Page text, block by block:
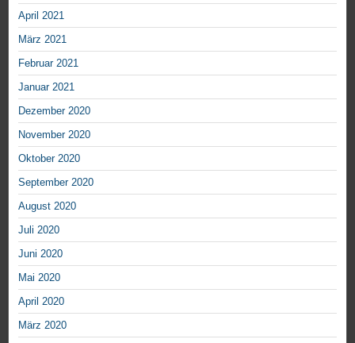
April 2021
März 2021
Februar 2021
Januar 2021
Dezember 2020
November 2020
Oktober 2020
September 2020
August 2020
Juli 2020
Juni 2020
Mai 2020
April 2020
März 2020